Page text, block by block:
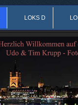
LOKS D